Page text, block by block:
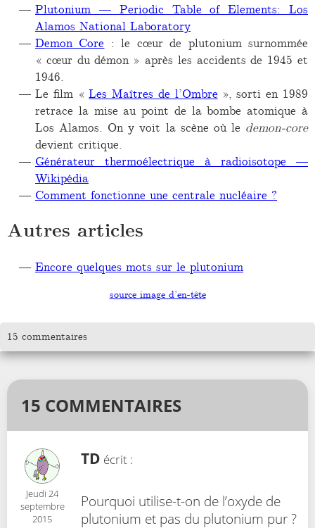
Plutonium — Periodic Table of Elements: Los
Alamos National Laboratory
Demon Core : le cœur de plutonium surnommée
« cœur du démon » après les accidents de 1945 et
1946.
Le film «Les Maîtres de l’Ombre », sorti en 1989
retrace la mise au point de la bombe atomique à
Los Alamos. On y voit la scène où le demon-core
devient critique.
Générateur thermoélectrique à radioisotope —
Wikipédia
Comment fonctionne une centrale nucléaire ?
Autres articles
Encore quelques mots sur le plutonium
source image d’en-tête
15 commentaires
15 COMMENTAIRES
Jeudi 24
septembre
2015
TD écrit :
Pourquoi utilise-t-on de l’oxyde de
plutonium et pas du plutonium pur ?